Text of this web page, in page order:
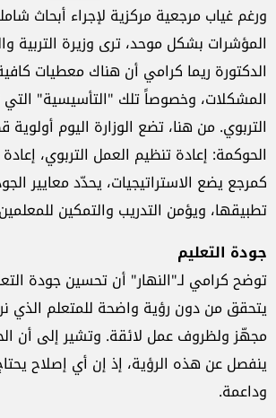
ورغم غياب مرجعية مركزية لإجراء أبحاث
المؤشرات بشكل موحد، ترى وزيرة التربية
الدكتورة ريما كرامي أن هناك معطيات
المشكلات، وخصوصاً تلك "التأسيسية"
التربوي. من هنا، تضع الوزارة اليوم
الحوكمة: إعادة تنظيم العمل التربوي، إعادة
كمرجع يضع الاستراتيجيات، يحدّد معايير
تطبيقها، ويؤمن التدريب والتمكين للمعلمين
جودة التعليم
توضح كرامي لـ"النهار" أن تحسين جودة
يتحقق من دون رؤية واضحة للمتعلم الذي
مجهّز ولظروف عمل لائقة. وتشير إلى أن
ينفصل عن هذه الرؤية، إذ إن أي إصلاح
وداعمة.